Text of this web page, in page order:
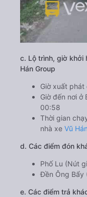
c. Lộ trình, giờ khởi
Hán Group
Giờ xuất
Giờ đến nơi ở
00:58
Thời gian
nhà xe Vũ
d. Các điểm đón
Phố Lu (Nút
Đền Ông Bẩy
e. Các điểm trả